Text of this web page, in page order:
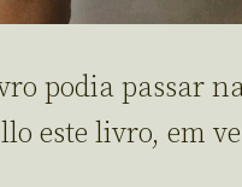
podia passar
este livro, em